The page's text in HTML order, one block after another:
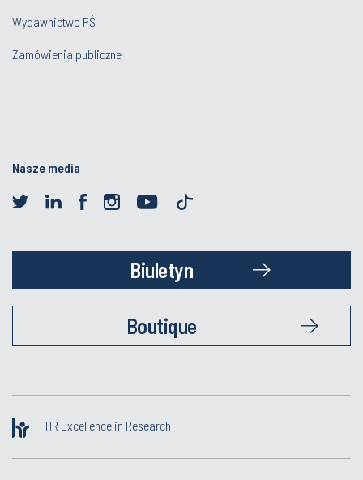
Wydawnictwo PŚ
Zamówienia publiczne
Nasze media
Biuletyn
Boutique
HR Excellence in Research